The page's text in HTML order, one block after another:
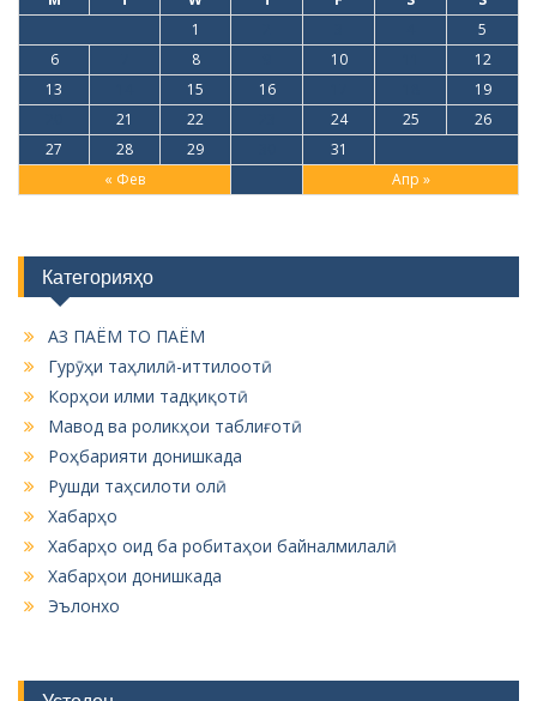
« Фев Апр »
1
5
6
8 10
12
13
15 16
19
21 22 24 25
26
27
28 29 31
Категорияҳо
АЗ ПАЁМ ТО ПАЁМ
Гурӯҳи таҳлилӣ-иттилоотӣ
Корҳои илми тадқиқотӣ
Мавод ва роликҳои таблиғотӣ
Роҳбарияти донишкада
Рушди таҳсилоти олӣ
Хабарҳо
Хабарҳо оид ба робитаҳои байналмилалӣ
Хабарҳои донишкада
Эълонхо